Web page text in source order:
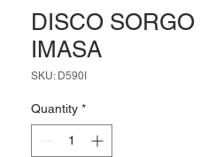
DISCO
IMASA
SKU: D590I
Quantity *